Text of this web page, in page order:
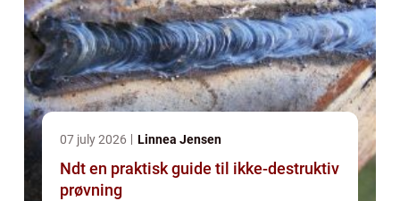
07 july 2026 Linnea Jensen
Ndt en praktisk guide til ikke-destruktiv
prøvning